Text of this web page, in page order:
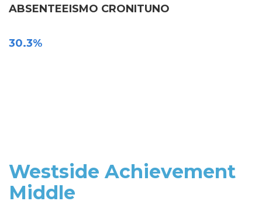
ABSENTEEISMO CRONITUNO
30.3%
Westside Achievement
Middle